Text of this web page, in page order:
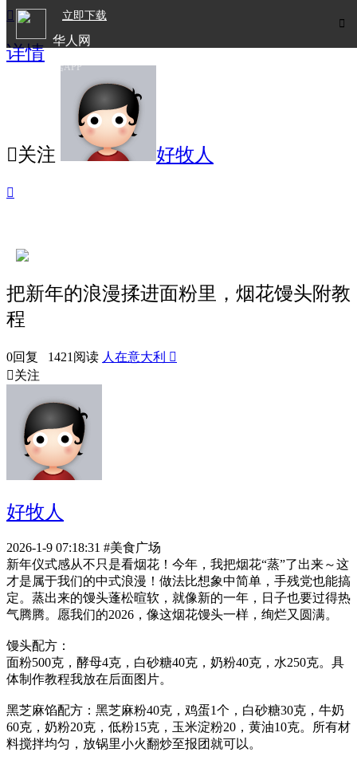

立即下载
华人网
欧洲华人生活APP

详情
关注 好牧人

把新年的浪漫揉进面粉里，烟花馒头附教
程
0回复 1421阅读 人在意大利 
关注
好牧人
2026-1-9 07:18:31 #美食广场
新年仪式感从不只是看烟花！今年，我把烟花“蒸”了出来～这
才是属于我们的中式浪漫！做法比想象中简单，手残党也能搞
定。蒸出来的馒头蓬松暄软，就像新的一年，日子也要过得热
气腾腾。愿我们的2026，像这烟花馒头一样，绚烂又圆满。
馒头配方：
面粉500克，酵母4克，白砂糖40克，奶粉40克，水250克。具
体制作教程我放在后面图片。
黑芝麻馅配方：黑芝麻粉40克，鸡蛋1个，白砂糖30克，牛奶
60克，奶粉20克，低粉15克，玉米淀粉20，黄油10克。所有材
料搅拌均匀，放锅里小火翻炒至报团就可以。